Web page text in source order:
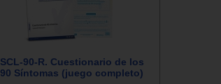
SCL-90-R. Cuestionario de los
90 Síntomas (juego completo)